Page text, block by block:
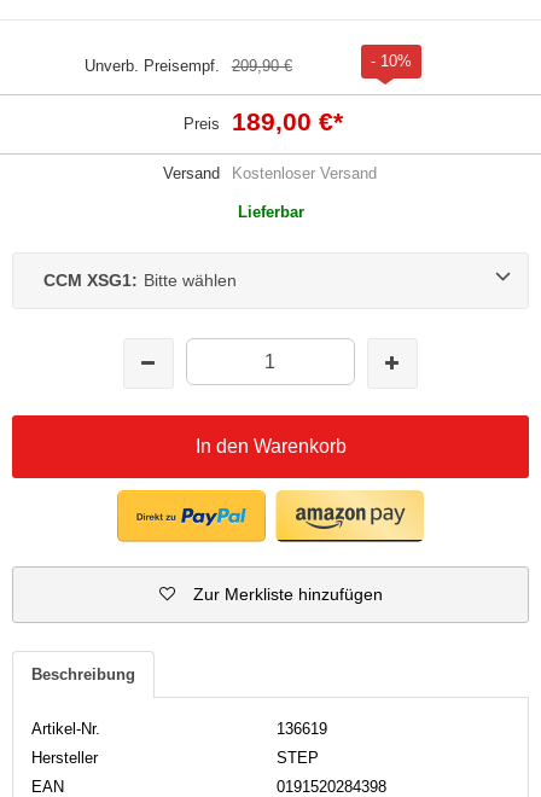
Unverb. Preisempf. 209,90 € - 10%
Preis 189,00 €*
Versand Kostenloser Versand
Lieferbar
CCM XSG1: Bitte wählen
In den Warenkorb
Zur Merkliste hinzufügen
Beschreibung
Artikel-Nr.
136619
Hersteller
STEP
EAN
0191520284398